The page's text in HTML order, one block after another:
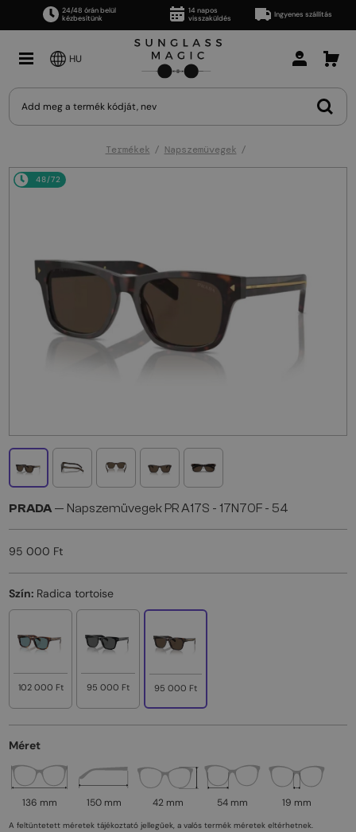
24/48 órán belül
kézbesítünk
14 napos
visszaküldés
Ingyenes szállítás
HU
Termékek Napszemüvegek
48/72
PRADA— Napszemüvegek PR A17S - 17N70F - 54
95 000 Ft
Szín: Radica tortoise
102 000 Ft 95 000 Ft 95 000 Ft
Méret
136 mm 150 mm 42 mm 54 mm 19 mm
A feltüntetett méretek tájékoztató jellegűek, a valós termék méretek eltérhetnek.